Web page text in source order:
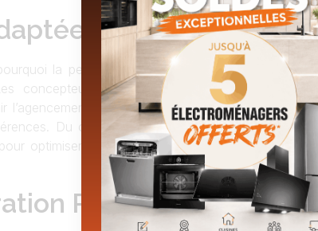
À Vos Besoins
la personnalisation joue un rôle clé dans la
concepteurs décorateurs de
Cuisines Campillo
idéal et sélectionner les matériaux qui
Du choix des couleurs à la disposition des
optimiser votre confort et créer unecuisine qui
Raffinés